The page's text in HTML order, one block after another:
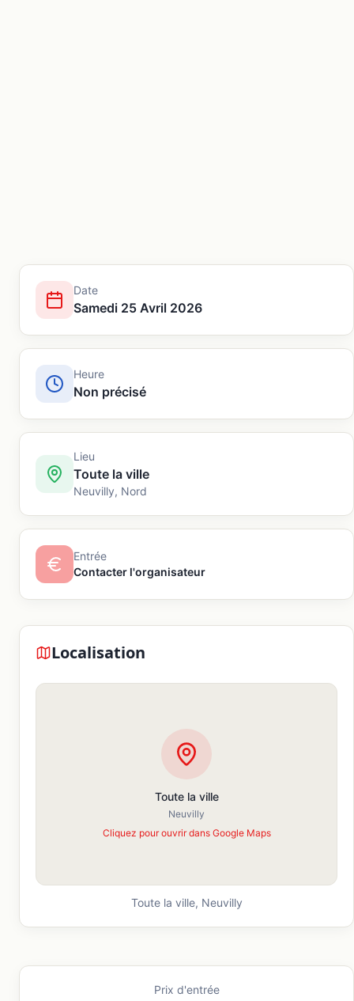
Date
Samedi 25 Avril 2026
Heure
Non précisé
Lieu
Toute la ville
Neuvilly, Nord
Entrée
Contacter l'organisateur
Localisation
Toute la ville
Neuvilly
Cliquez pour ouvrir dans Google Maps
Toute la ville, Neuvilly
Prix d'entrée